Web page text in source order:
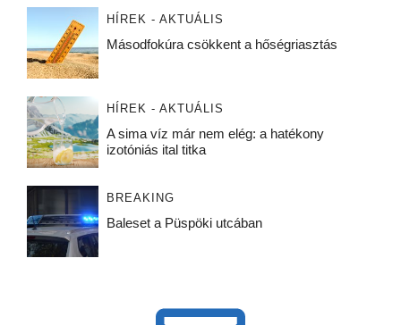
HÍREK - AKTUÁLIS
Másodfokúra csökkent a hőségriasztás
HÍREK - AKTUÁLIS
A sima víz már nem elég: a hatékony
izotóniás ital titka
BREAKING
Baleset a Püspöki utcában